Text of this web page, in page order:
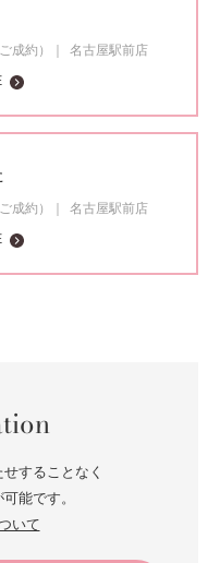
成約）
名古屋駅前店
成約）
名古屋駅前店
することなく
能です。
いて